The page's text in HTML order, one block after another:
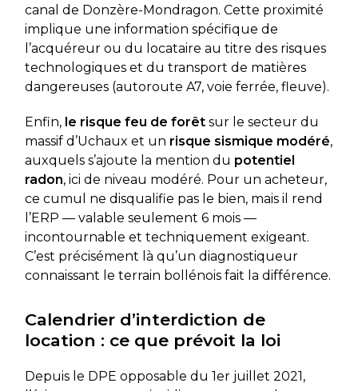
canal de Donzère-Mondragon. Cette proximité
implique une information spécifique de
l’acquéreur ou du locataire au titre des risques
technologiques et du transport de matières
dangereuses (autoroute A7, voie ferrée, fleuve).
Enfin, le risque feu de forêtsur le secteur du
massif d’Uchaux et un risque sismique modéré,
auxquels s’ajoute la mention du potentiel
radon, ici de niveau modéré. Pour un acheteur,
ce cumul ne disqualifie pas le bien, mais il rend
l’ERP — valable seulement 6 mois —
incontournable et techniquement exigeant.
C’est précisément là qu’un diagnostiqueur
connaissant le terrain bollénois fait la différence.
Calendrier d’interdiction de
location : ce que prévoit la loi
Depuis le DPE opposable du 1er juillet 2021,